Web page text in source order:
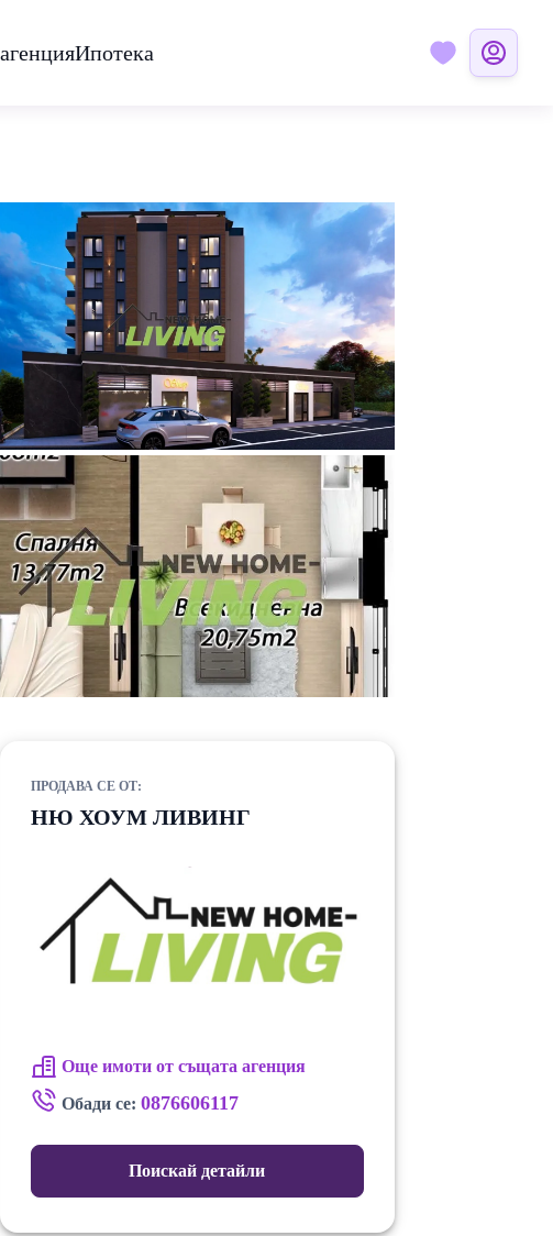
Ипотека
ПРОДАВА СЕ ОТ:
НЮ ХОУМ ЛИВИНГ
Още имоти от същата агенция
Обади се: 0876606117
Поискай детайли